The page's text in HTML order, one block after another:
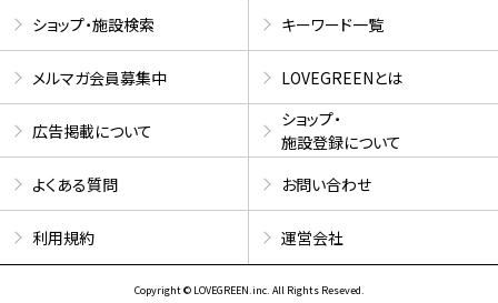
ショップ・施設検索 キーワード一覧
メルマガ会員募集中 LOVEGREENとは
広告掲載について
ショップ・
施設登録について
よくある質問
お問い合わせ
利用規約 運営会社
Copyright © LOVEGREEN.inc. All Rights Reseved.